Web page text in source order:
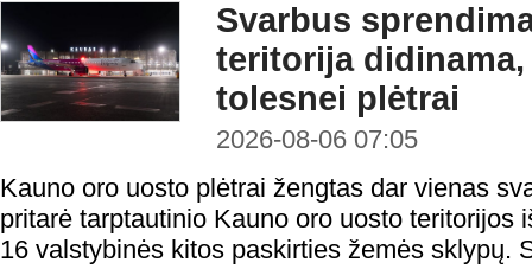
Svarbus
teritorija
tolesnei plėtrai
2026-08-06 07:05
Kauno oro uosto plėtrai žengtas dar vienas
pritarė tarptautinio Kauno oro uosto teritorijos
16 valstybinės kitos paskirties žemės sklypų.